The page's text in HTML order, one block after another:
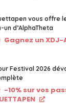
vous offre
un d’AlphaTheta
Gagnez un XDJ-
Festival 2026
-10% sur vos